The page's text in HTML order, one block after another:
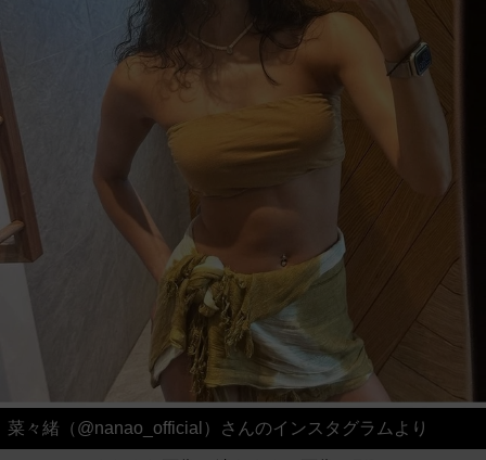
菜々緒（@nanao_official）さんのインスタグラムより